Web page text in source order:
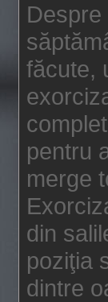
făcute,
pentru
merge
din
poziţia
dintre